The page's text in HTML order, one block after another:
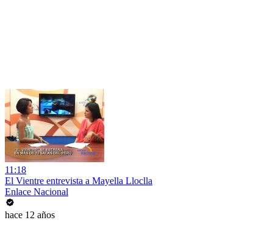
11:18
El Vientre entrevista a Mayella Lloclla
Enlace Nacional
hace 12 años